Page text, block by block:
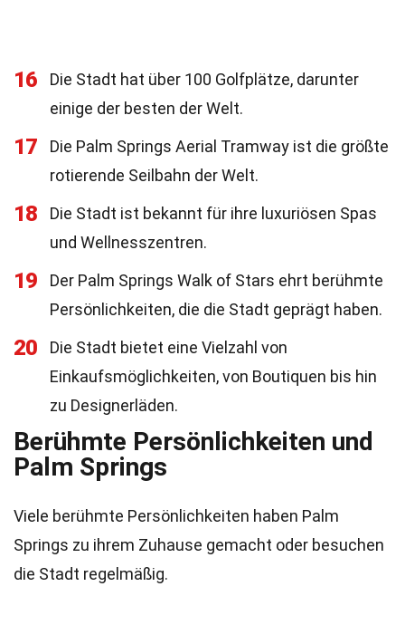
16
Die Stadt hat über 100 Golfplätze, darunter
einige der besten der Welt.
17
Die Palm Springs Aerial Tramway ist die größte
rotierende Seilbahn der Welt.
18
Die Stadt ist bekannt für ihre luxuriösen Spas
und Wellnesszentren.
19
Der Palm Springs Walk of Stars ehrt berühmte
Persönlichkeiten, die die Stadt geprägt haben.
20
Die Stadt bietet eine Vielzahl von
Einkaufsmöglichkeiten, von Boutiquen bis hin
zu Designerläden.
Berühmte Persönlichkeiten und
Palm Springs
Viele berühmte Persönlichkeiten haben Palm
Springs zu ihrem Zuhause gemacht oder besuchen
die Stadt regelmäßig.